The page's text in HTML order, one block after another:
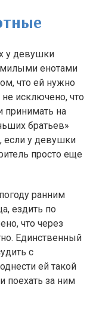
у девушки
милыми енотами
что ей нужно
исключено, что
принимать на
братьев»
если у девушки
просто еще
ранним
ездить по
что через
Единственный
с
ей такой
поехать за ним